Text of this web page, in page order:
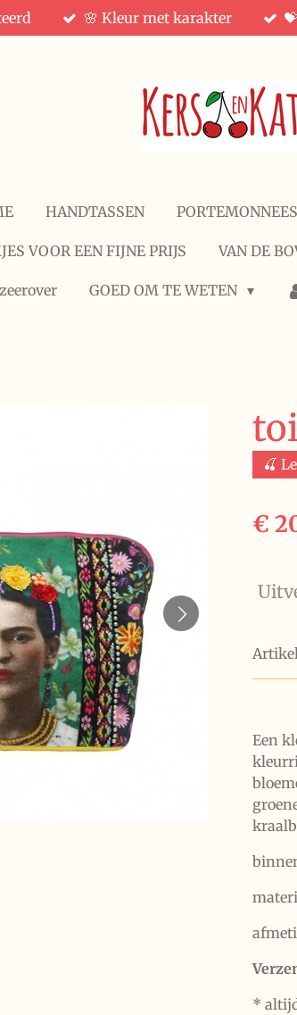
🌸 Kleur met karakter
HANDTASSEN PORTEMONNEES
VOOR EEN FIJNE PRIJS VAN DE
GOED OM TE WETEN
🍒
€
Een
*